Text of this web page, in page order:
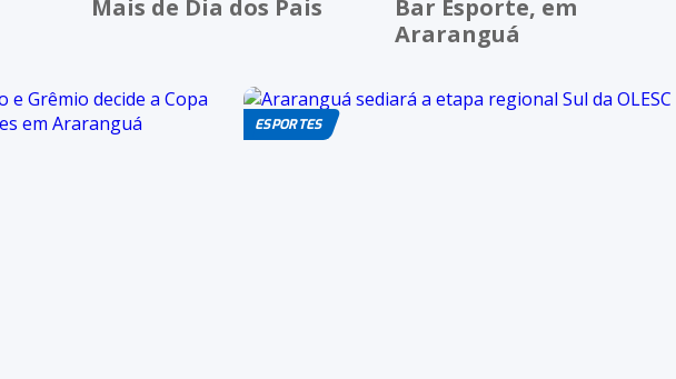
Mais de Dia dos Pais
Bar Esporte, em
Araranguá
ESPORTES